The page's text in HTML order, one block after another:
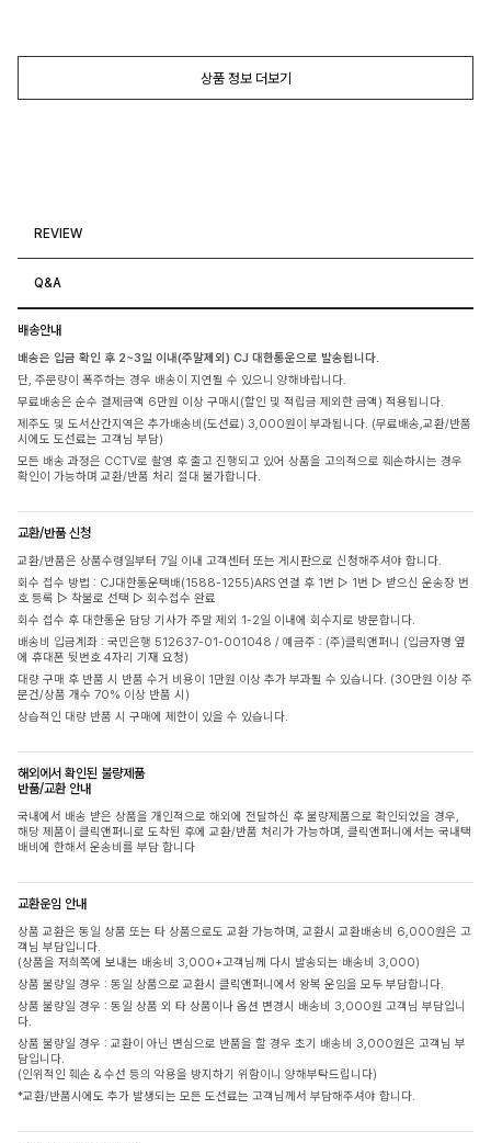
상품 정보 더보기
REVIEW
Q&A
배송안내
배송은 입금 확인 후 2~3일 이내(주말제외) CJ 대한통운으로 발송됩니다.
단, 주문량이 폭주하는 경우 배송이 지연될 수 있으니 양해바랍니다.
무료배송은 순수 결제금액 6만원 이상 구매시(할인 및 적립금 제외한 금액) 적용됩니다.
제주도 및 도서산간지역은 추가배송비(도선료) 3,000원이 부과됩니다. (무료배송,교환/반품
시에도 도선료는 고객님 부담)
모든 배송 과정은 CCTV로 촬영 후 출고 진행되고 있어 상품을 고의적으로 훼손하시는 경우
확인이 가능하며 교환/반품 처리 절대 불가합니다.
교환/반품 신청
교환/반품은 상품수령일부터 7일 이내 고객센터 또는 게시판으로 신청해주셔야 합니다.
회수 접수 방법 : CJ대한통운택배(1588-1255)ARS 연결 후 1번 ▷ 1번 ▷ 받으신 운송장 번
호 등록 ▷ 착불로 선택 ▷ 회수접수 완료
회수 접수 후 대한통운 담당 기사가 주말 제외 1-2일 이내에 회수지로 방문합니다.
배송비 입금계좌 : 국민은행 512637-01-001048 / 예금주 : (주)클릭앤퍼니 (입금자명 옆
에 휴대폰 뒷번호 4자리 기재 요청)
대량 구매 후 반품 시 반품 수거 비용이 1만원 이상 추가 부과될 수 있습니다. (30만원 이상 주
문건/상품 개수 70% 이상 반품 시)
상습적인 대량 반품 시 구매에 제한이 있을 수 있습니다.
해외에서 확인된 불량제품
반품/교환 안내
국내에서 배송 받은 상품을 개인적으로 해외에 전달하신 후 불량제품으로 확인되었을 경우,
해당 제품이 클릭앤퍼니로 도착된 후에 교환/반품 처리가 가능하며, 클릭앤퍼니에서는 국내택
배비에 한해서 운송비를 부담 합니다
교환운임 안내
상품 교환은 동일 상품 또는 타 상품으로도 교환 가능하며, 교환시 교환배송비 6,000원은 고
객님 부담입니다.
(상품을 저희쪽에 보내는 배송비 3,000+고객님께 다시 발송되는 배송비 3,000)
상품 불량일 경우 : 동일 상품으로 교환시 클릭앤퍼니에서 왕복 운임을 모두 부담합니다.
상품 불량일 경우 : 동일 상품 외 타 상품이나 옵션 변경시 배송비 3,000원 고객님 부담입니
다.
상품 불량일 경우 : 교환이 아닌 변심으로 반품을 할 경우 초기 배송비 3,000원은 고객님 부
담입니다.
(인위적인 훼손 & 수선 등의 악용을 방지하기 위함이니 양해부탁드립니다)
*교환/반품시에도 추가 발생되는 모든 도선료는 고객님께서 부담해주셔야 합니다.